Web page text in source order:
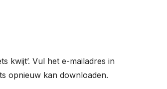
kwijt’. Vul het e-mailadres in
opnieuw kan downloaden.